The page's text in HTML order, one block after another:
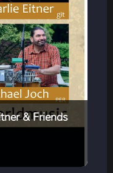
& Friends